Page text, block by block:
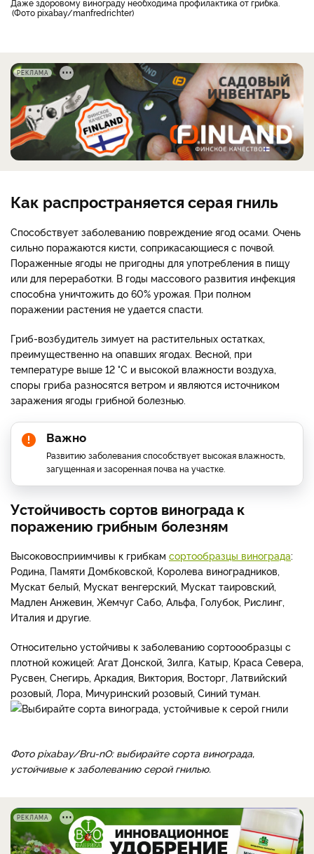
даже здоровому винограду необходима профилактика от грибка.
Фото pixabay/manfredrichter
РЕКЛАМА
Как распространяется серая гниль
Способствует заболеванию повреждение ягод осами. Очень
сильно поражаются кисти, соприкасающиеся с почвой.
Пораженные ягоды не пригодны для употребления в пищу
или для переработки. В годы массового развития инфекция
способна уничтожить до 60% урожая. При полном
поражении растения не удается спасти.
Гриб-возбудитель зимует на растительных остатках,
преимущественно на опавших ягодах. Весной, при
температуре выше 12 °С и высокой влажности воздуха,
споры гриба разносятся ветром и являются источником
заражения ягоды грибной болезнью.
Важно
Развитию заболевания способствует высокая влажность,
загущенная и засоренная почва на участке.
Устойчивость сортов винограда к
поражению грибным болезням
Высоковосприимчивы к грибкам сортообразцы винограда:
Родина, Памяти Домбковской, Королева виноградников,
Мускат белый, Мускат венгерский, Мускат таировский,
Мадлен Анжевин, Жемчуг Сабо, Альфа, Голубок, Рислинг,
Италия и другие.
Относительно устойчивы к заболеванию сортоообразцы с
плотной кожицей: Агат Донской, Зилга, Катыр, Краса Севера,
Русвен, Снегирь, Аркадия, Виктория, Восторг, Латвийский
розовый, Лора, Мичуринский розовый, Синий туман.
Фото pixabay/Bru-nO: выбирайте сорта винограда,
устойчивые к заболеванию серой гнилью.
РЕКЛАМА